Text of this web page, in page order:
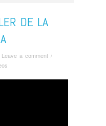
DE LA
Leave a comment /